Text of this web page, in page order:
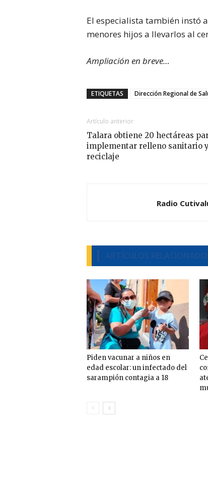
El especialista también instó
menores hijos a llevarlos al
Ampliación en breve…
ETIQUETAS Dirección Regional de
Artículo anterior
Talara obtiene 20 hectáreas
implementar relleno sanitario
reciclaje
Radio
ARTÍCULOS
Piden vacunar a niños en
edad escolar: un infectado del
sarampión contagia a 18